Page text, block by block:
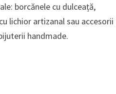
borcănele cu dulceață,
lichior artizanal sau accesorii
handmade.